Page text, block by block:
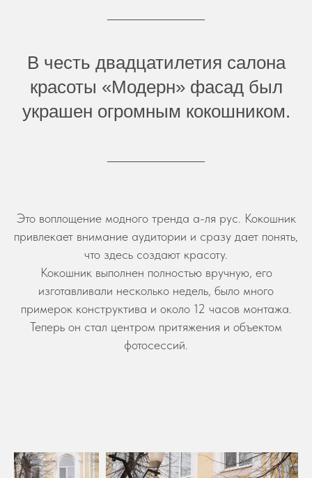
В честь двадцатилетия салона
красоты «Модерн» фасад был
украшен огромным кокошником.
Это воплощение модного тренда а-ля рус. Кокошник
привлекает внимание аудитории и сразу дает понять,
что здесь создают красоту.
Кокошник выполнен полностью вручную, его
изготавливали несколько недель, было много
примерок конструктива и около 12 часов монтажа.
Теперь он стал центром притяжения и объектом
фотосессий.